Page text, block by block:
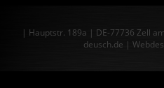
| Hauptstr. 189a | DE-77736 Zell
deusch.de |